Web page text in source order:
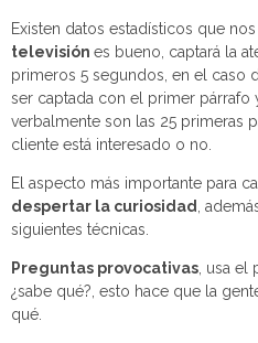
Existen datos estadísticos que
televisión es bueno, captará la
primeros 5 segundos, en el caso
ser captada con el primer párrafo
verbalmente son las 25 primeras
cliente está interesado o no.
El aspecto más importante para
despertar la curiosidad
,
siguientes técnicas.
Preguntas provocativas , usa
¿sabe qué?, esto hace que la
qué.